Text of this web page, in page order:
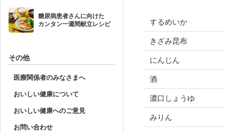
糖尿病患者さんに向けた
カンタン一週間献立レシピ
その他
医療関係者のみなさまへ
おいしい健康について
おいしい健康へのご意見
お問い合わせ
するめいか
きざみ昆布
にんじん
酒
濃口しょうゆ
みりん